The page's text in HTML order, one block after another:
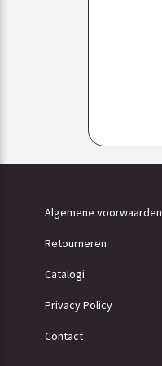
Algemene voorwaarden
Retourneren
Catalogi
Privacy Policy
Contact